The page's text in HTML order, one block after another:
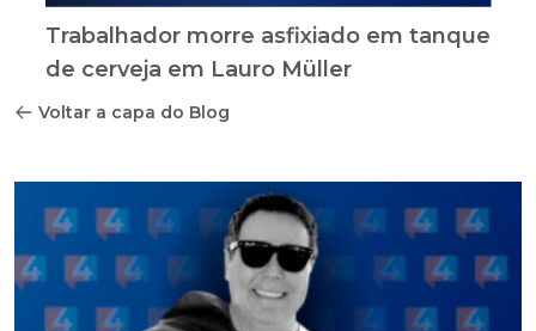
Trabalhador morre asfixiado em tanque
de cerveja em Lauro Müller
Voltar a capa do Blog